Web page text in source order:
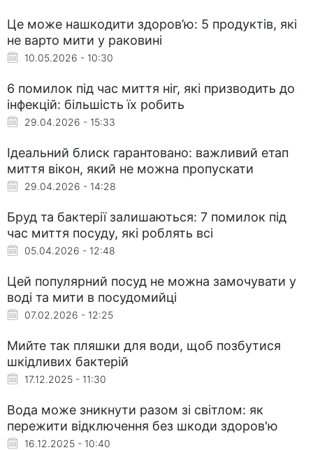
Це може нашкодити здоров’ю: 5 продуктів, які
не варто мити у раковині
10.05.2026 - 10:30
6 помилок під час миття ніг, які призводить до
інфекцій: більшість їх робить
29.04.2026 - 15:33
Ідеальний блиск гарантовано: важливий етап
миття вікон, який не можна пропускати
29.04.2026 - 14:28
Бруд та бактерії залишаються: 7 помилок під
час миття посуду, які роблять всі
05.04.2026 - 12:48
Цей популярний посуд не можна замочувати у
воді та мити в посудомийці
07.02.2026 - 12:25
Мийте так пляшки для води, щоб позбутися
шкідливих бактерій
17.12.2025 - 11:30
Вода може зникнути разом зі світлом: як
пережити відключення без шкоди здоров'ю
16.12.2025 - 10:40